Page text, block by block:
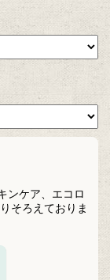
ンケア、エコロ
そろえておりま